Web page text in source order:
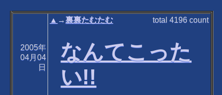
2005年
04月04
日
▲ →裏裏たむたむ total4196 count
なんてこった
い!!